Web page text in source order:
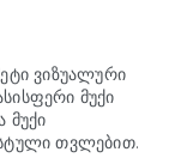
ვიზუალური
მუქი
მუქი
თვლებით.